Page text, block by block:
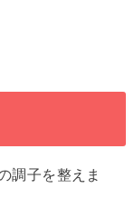
調子を整えま